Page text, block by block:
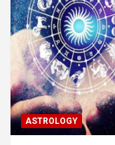
ASTROLOGY